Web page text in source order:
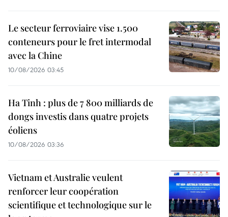
Le secteur ferroviaire vise 1.500
conteneurs pour le fret intermodal
avec la Chine
10/08/2026 03:45
Ha Tinh : plus de 7 800 milliards de
dongs investis dans quatre projets
éoliens
10/08/2026 03:36
Vietnam et Australie veulent
renforcer leur coopération
scientifique et technologique sur le